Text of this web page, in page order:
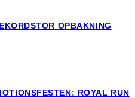
OPBAKNING
ROYAL RUN